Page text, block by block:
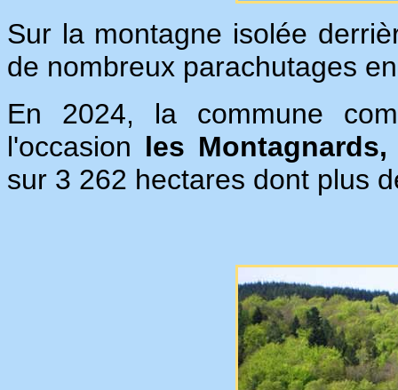
Sur la montagne isolée
de nombreux parachutages
En 2024, la commune
l'occasion les
sur 3 262 hectares dont plus